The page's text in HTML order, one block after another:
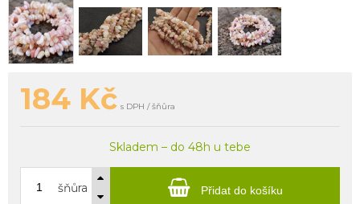
184 Kč s DPH / šňůra
Skladem – do 48h u tebe
šňůra Přidat do košíku